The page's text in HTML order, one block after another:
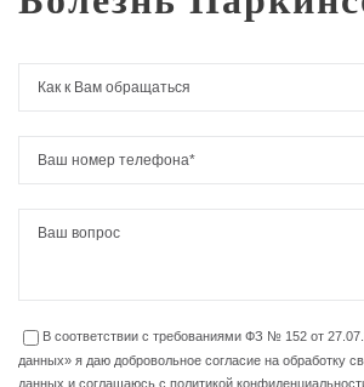
В соответствии с требованиями ФЗ № 152 от
данных» я даю добровольное согласие на обработку
данных и соглашаюсь с политикой